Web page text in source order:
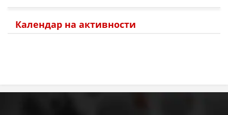
Календар на активности